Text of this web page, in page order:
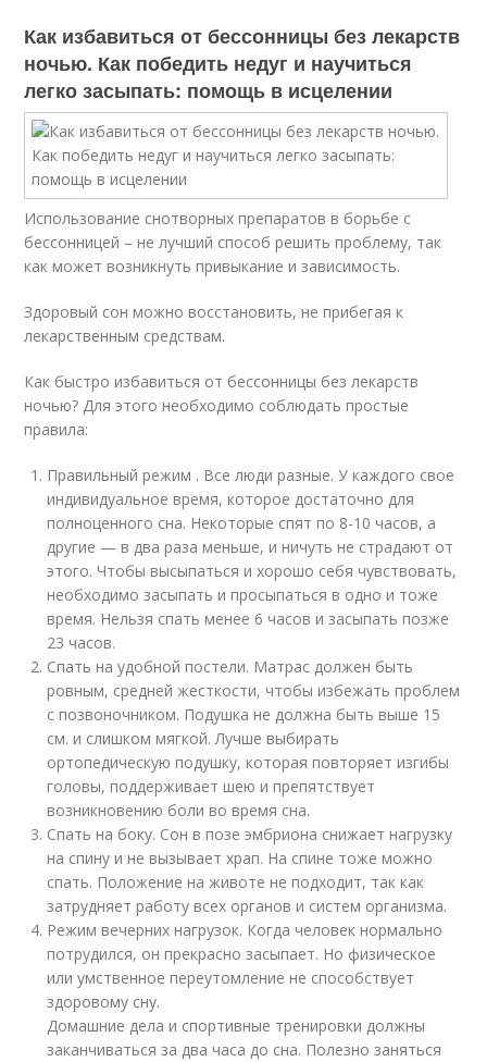
Как избавиться от бессонницы без лекарств
ночью. Как победить недуг и научиться
легко засыпать: помощь в исцелении
Использование снотворных препаратов в борьбе с
бессонницей – не лучший способ решить проблему, так
как может возникнуть привыкание и зависимость.
Здоровый сон можно восстановить, не прибегая к
лекарственным средствам.
Как быстро избавиться от бессонницы без лекарств
ночью? Для этого необходимо соблюдать простые
правила:
Правильный режим . Все люди разные. У каждого свое
индивидуальное время, которое достаточно для
полноценного сна. Некоторые спят по 8-10 часов, а
другие — в два раза меньше, и ничуть не страдают от
этого. Чтобы высыпаться и хорошо себя чувствовать,
необходимо засыпать и просыпаться в одно и тоже
время. Нельзя спать менее 6 часов и засыпать позже
23 часов.
Спать на удобной постели. Матрас должен быть
ровным, средней жесткости, чтобы избежать проблем
с позвоночником. Подушка не должна быть выше 15
см. и слишком мягкой. Лучше выбирать
ортопедическую подушку, которая повторяет изгибы
головы, поддерживает шею и препятствует
возникновению боли во время сна.
Спать на боку. Сон в позе эмбриона снижает нагрузку
на спину и не вызывает храп. На спине тоже можно
спать. Положение на животе не подходит, так как
затрудняет работу всех органов и систем организма.
Режим вечерних нагрузок. Когда человек нормально
потрудился, он прекрасно засыпает. Но физическое
или умственное переутомление не способствует
здоровому сну.
Домашние дела и спортивные тренировки должны
заканчиваться за два часа до сна. Полезно заняться